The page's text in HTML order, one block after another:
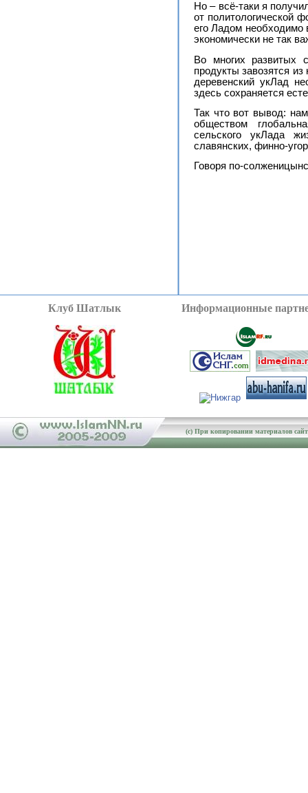
Но – всё-таки я
от политологической
его Ладом необходимо
экономически не так
Во многих развитых
продукты завозятся
деревенский укЛад
здесь сохраняется
Так что вот вывод:
обществом
сельского укЛада
славянских, финно-
Говоря по-
Клуб Шатлык Информационные
(c) При копировании материалов